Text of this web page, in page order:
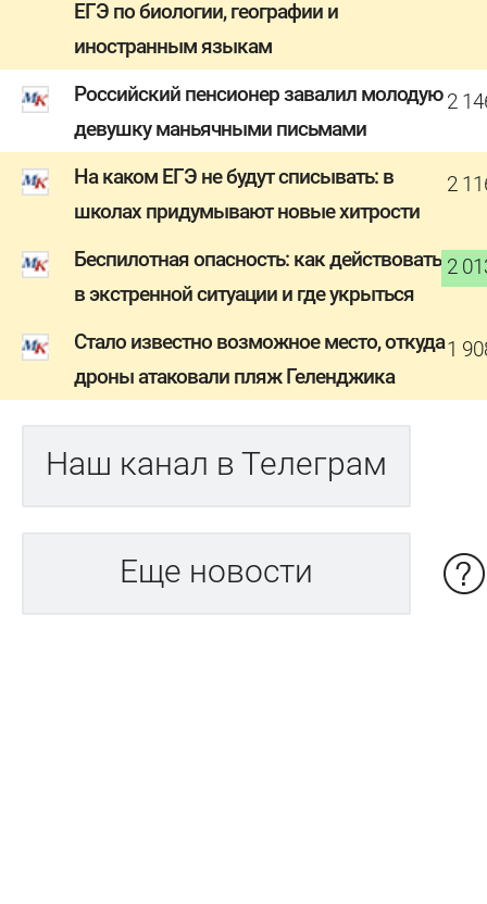
ЕГЭ по биологии, географии и
иностранным языкам
Российский пенсионер завалил молодую
девушку маньячными письмами
2
На каком ЕГЭ не будут списывать: в
школах придумывают новые хитрости
2
Беспилотная опасность: как действовать
в экстренной ситуации и где укрыться
2
Стало известно возможное место, откуда
дроны атаковали пляж Геленджика
1
Наш канал в Телеграм
Еще новости